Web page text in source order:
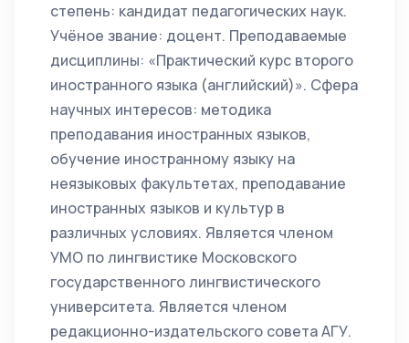
степень: кандидат педагогических наук.
Учёное звание: доцент. Преподаваемые
дисциплины: «Практический курс второго
иностранного языка (английский)». Сфера
научных интересов: методика
преподавания иностранных языков,
обучение иностранному языку на
неязыковых факультетах, преподавание
иностранных языков и культур в
различных условиях. Является членом
УМО по лингвистике Московского
государственного лингвистического
университета. Является членом
редакционно-издательского совета АГУ.